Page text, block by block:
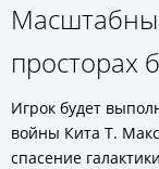
просторах
Игрок будет
войны Кита Т.
спасение